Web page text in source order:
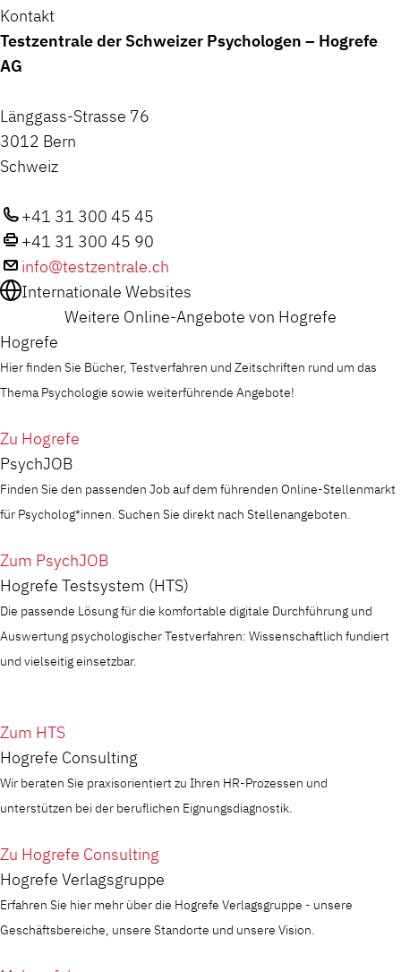
Kontakt
Testzentrale der Schweizer Psychologen – Hogrefe
AG
Länggass-Strasse 76
3012 Bern
Schweiz
+41 31 300 45 45
+41 31 300 45 90
info@testzentrale.ch
Internationale Websites
Weitere Online-Angebote von Hogrefe
Hogrefe
Hier finden Sie Bücher, Testverfahren und Zeitschriften rund um das
Thema Psychologie sowie weiterführende Angebote!
Zu Hogrefe
PsychJOB
Finden Sie den passenden Job auf dem führenden Online-Stellenmarkt
für Psycholog*innen. Suchen Sie direkt nach Stellenangeboten.
Zum PsychJOB
Hogrefe Testsystem (HTS)
Die passende Lösung für die komfortable digitale Durchführung und
Auswertung psychologischer Testverfahren: Wissenschaftlich fundiert
und vielseitig einsetzbar.
Zum HTS
Hogrefe Consulting
Wir beraten Sie praxisorientiert zu Ihren HR-Prozessen und
unterstützen bei der beruflichen Eignungsdiagnostik.
Zu Hogrefe Consulting
Hogrefe Verlagsgruppe
Erfahren Sie hier mehr über die Hogrefe Verlagsgruppe - unsere
Geschäftsbereiche, unsere Standorte und unsere Vision.